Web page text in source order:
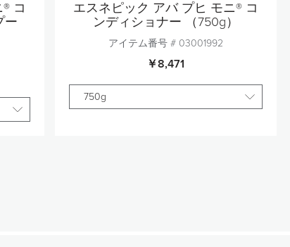
コ
ー
エスネピック アバ プヒ モニ® コ
ンディショナー （750g）
アイテム番号 # 03001992
￥8,471
750g